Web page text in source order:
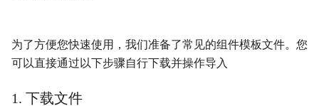
代
码
为了方便您快速使用，我们准备了常见的组件模板文件。您
可以直接通过以下步骤自行下载并操作导入
1. 下载文件